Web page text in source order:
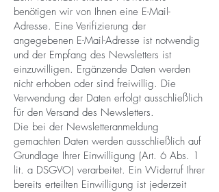
benötigen wir von Ihnen eine E-Mail-
Adresse. Eine Verifizierung der
angegebenen E-Mail-Adresse ist notwendig
und der Empfang des Newsletters ist
einzuwilligen. Ergänzende Daten werden
nicht erhoben oder sind freiwillig. Die
Verwendung der Daten erfolgt ausschließlich
für den Versand des Newsletters.
Die bei der Newsletteranmeldung
gemachten Daten werden ausschließlich auf
Grundlage Ihrer Einwilligung (Art. 6 Abs. 1
lit. a DSGVO) verarbeitet. Ein Widerruf Ihrer
bereits erteilten Einwilligung ist jederzeit